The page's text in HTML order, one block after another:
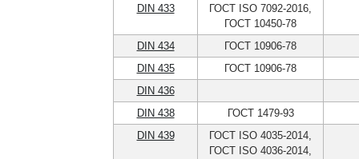
DIN 433
ГОСТ ISO 7092-2016,
ГОСТ 10450-78
DIN 434
ГОСТ 10906-78
DIN 435
ГОСТ 10906-78
DIN 436
DIN 438
ГОСТ 1479-93
DIN 439
ГОСТ ISO 4035-2014,
ГОСТ ISO 4036-2014,